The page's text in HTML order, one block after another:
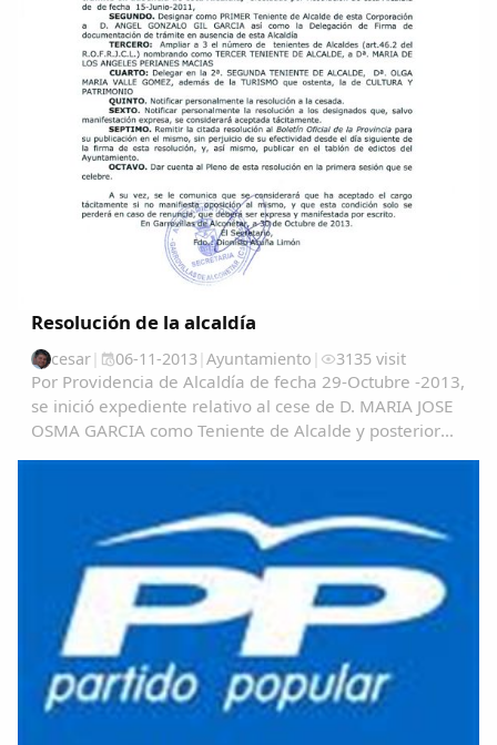
Resolución de la alcaldía
cesar| 06-11-2013| Ayuntamiento | 3135 visit
Por Providencia de Alcaldía de fecha 29-Octubre -2013,
se inició expediente relativo al cese de D. MARIA JOSE
OSMA GARCIA como Teniente de Alcalde y posterior
nombramiento de D. ANGEL GONZALO GIL GARCIA en